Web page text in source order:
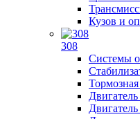
Кузов и
308
Системы